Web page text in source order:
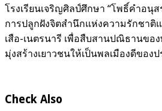
โรงเรียนเจริญศิลป์ศึกษา “โพธิ์คำอนุ
การปลูกฝังจิตสำนึกแห่งความรักชา
เสือ-เนตรนารี เพื่อสืบสานปณิธานขอ
มุ่งสร้างเยาวชนให้เป็นพลเมืองดีของป
Check Also